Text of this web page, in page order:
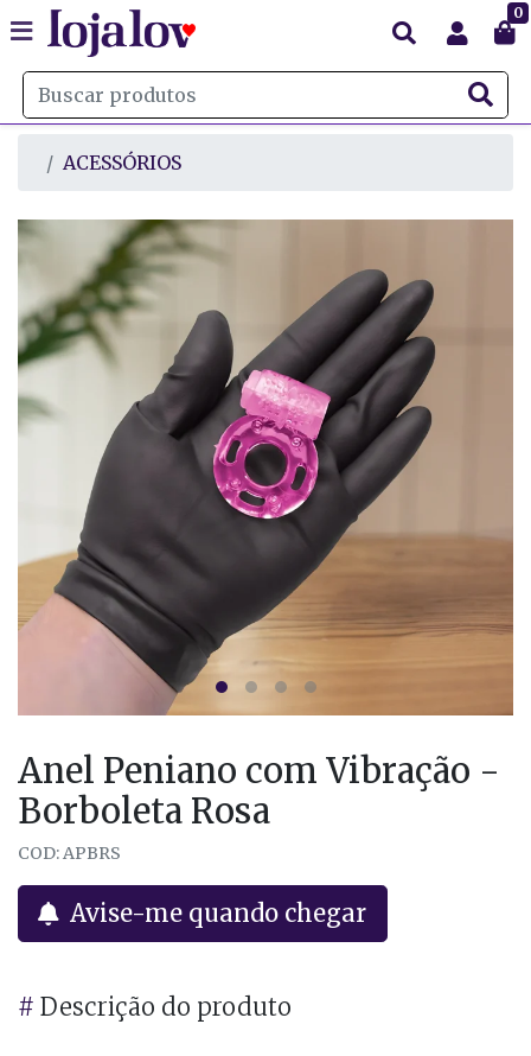
0
ACESSÓRIOS
Anel Peniano com Vibração -
Borboleta Rosa
COD: APBRS
Avise-me quando chegar
# Descrição do produto